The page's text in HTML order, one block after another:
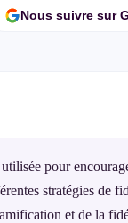
Nous suivre sur
pour
stratégies de
et de la